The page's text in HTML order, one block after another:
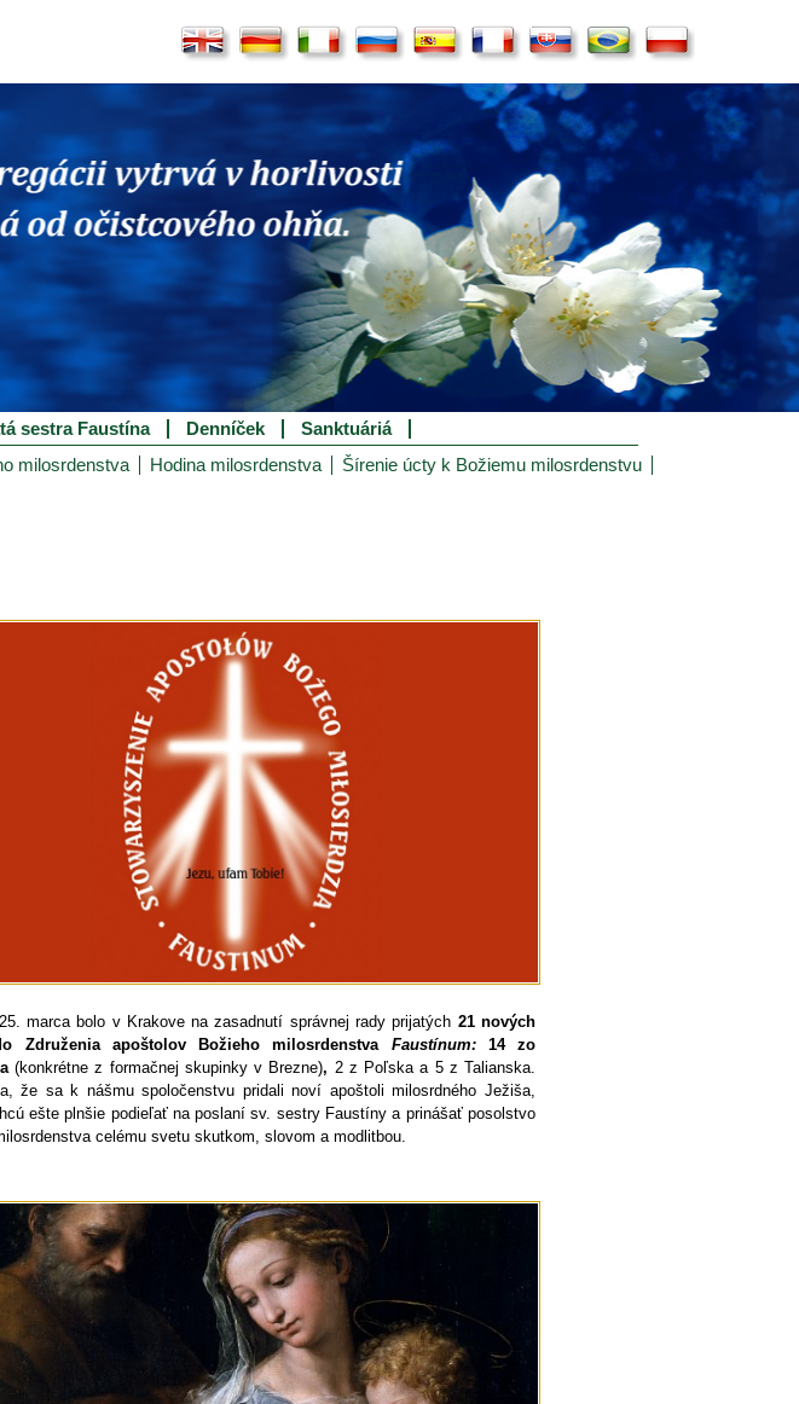
sestra Faustína Denníček
Sanktuáriá
milosrdenstva Hodina milosrdenstva Šírenie úcty k Božiemu milosrdenstvu
marca bolo v Krakove na zasadnutí správnej rady prijatých 21 nových
Združenia apoštolov Božieho milosrdenstva Faustínum:14 zo
(konkrétne z formačnej skupinky v Brezne), 2 z Poľska a 5 z Talianska.
že sa k nášmu spoločenstvu pridali noví apoštoli milosrdného Ježiša,
ešte plnšie podieľať na poslaní sv. sestry Faustíny a prinášať posolstvo
celému svetu skutkom, slovom a modlitbou.